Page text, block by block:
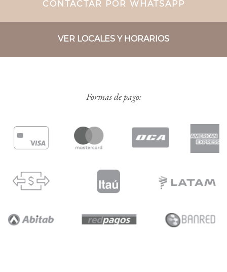
CONTACTAR POR WHATSAPP
VER LOCALES Y HORARIOS
Formas de pago: